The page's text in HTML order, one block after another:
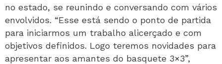
no estado, se reunindo e conversando com vários
envolvidos. “Esse está sendo o ponto de partida
para iniciarmos um trabalho alicerçado e com
objetivos definidos. Logo teremos novidades para
apresentar aos amantes do basquete 3×3”,